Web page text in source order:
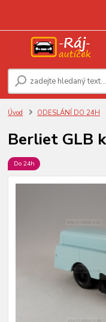
Úvod ODESLÁNÍ DO 24H
Berliet GLB
Do 24h